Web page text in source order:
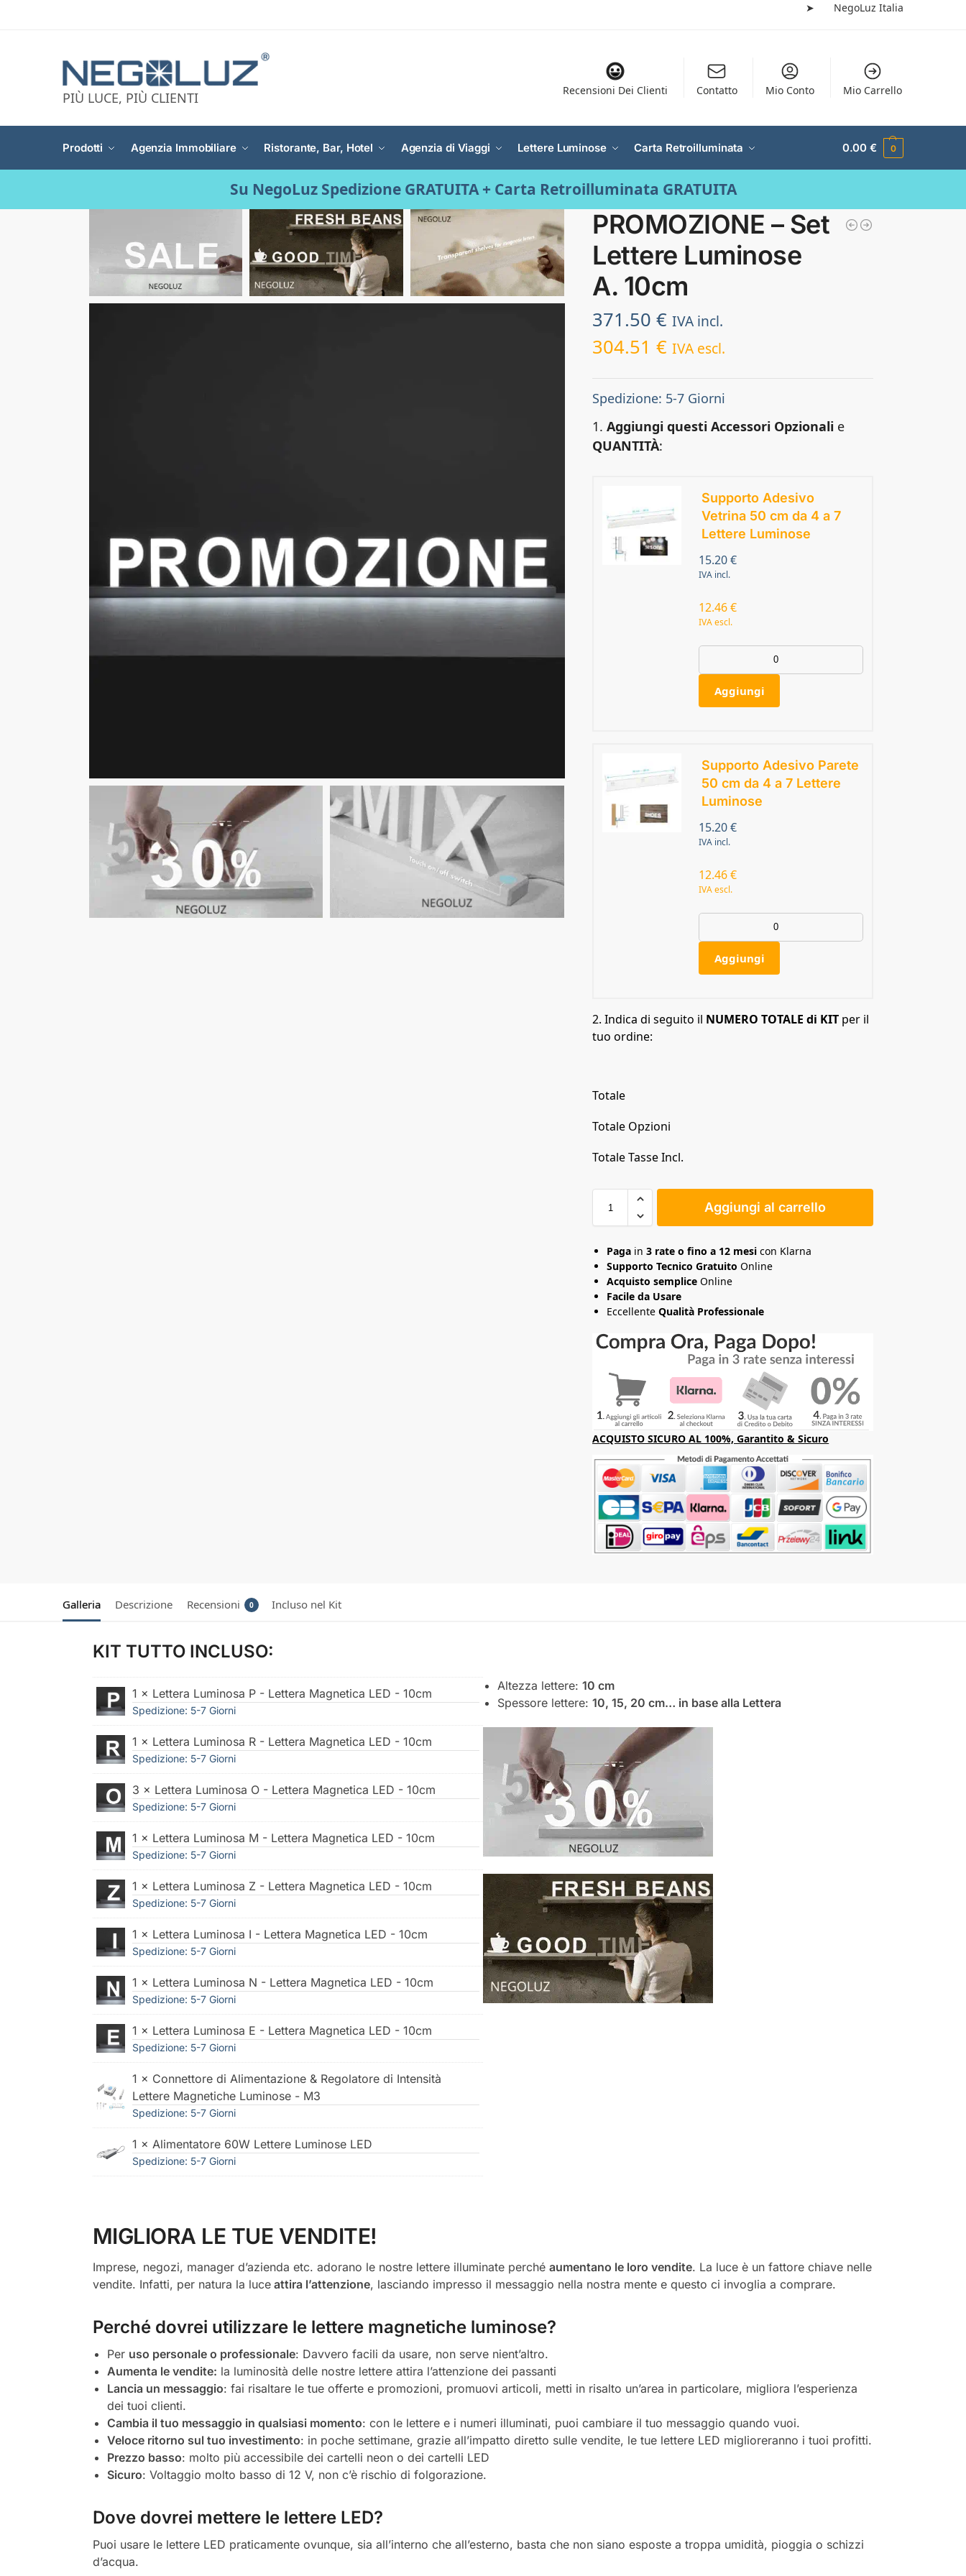
➤ NegoLuz Italia
PIÙ LUCE, PIÙ CLIENTI Recensioni Dei Clienti Contatto Mio Conto Mio Carrello
Prodotti Agenzia Immobiliare Ristorante, Bar, Hotel Agenzia di Viaggi Lettere Luminose Carta Retroilluminata 0.00€ 0
Su NegoLuz Spedizione GRATUITA + Carta Retroilluminata GRATUITA
PROMOZIONE – Set
Lettere Luminose
A. 10cm
371.50€ IVA incl.
304.51€ IVA escl.
Spedizione: 5-7 Giorni
1.Aggiungi questi Accessori Opzionali e
QUANTITÀ:
Supporto Adesivo
Vetrina 50 cm da 4 a 7
Lettere Luminose
15.20€
IVA incl.
12.46€
IVA escl.
Aggiungi
Supporto Adesivo Parete
50 cm da 4 a 7 Lettere
Luminose
15.20€
IVA incl.
12.46€
IVA escl.
Aggiungi
2. Indica di seguito il NUMERO TOTALE di KIT per il
tuo ordine:
Totale
Totale Opzioni
Totale Tasse Incl.
Aggiungi al carrello
Paga in3 rate o fino a 12 mesi con Klarna
Supporto Tecnico Gratuito Online
Acquisto semplice Online
Facile da Usare
EccellenteQualità Professionale
ACQUISTO SICURO AL 100%, Garantito & Sicuro
Galleria Descrizione Recensioni 0 Incluso nel Kit
KIT TUTTO INCLUSO:
1 × Lettera Luminosa P - Lettera Magnetica LED - 10cm
Spedizione: 5-7 Giorni
1 × Lettera Luminosa R - Lettera Magnetica LED - 10cm
Spedizione: 5-7 Giorni
3 × Lettera Luminosa O - Lettera Magnetica LED - 10cm
Spedizione: 5-7 Giorni
1 × Lettera Luminosa M - Lettera Magnetica LED - 10cm
Spedizione: 5-7 Giorni
1 × Lettera Luminosa Z - Lettera Magnetica LED - 10cm
Spedizione: 5-7 Giorni
1 × Lettera Luminosa I - Lettera Magnetica LED - 10cm
Spedizione: 5-7 Giorni
1 × Lettera Luminosa N - Lettera Magnetica LED - 10cm
Spedizione: 5-7 Giorni
1 × Lettera Luminosa E - Lettera Magnetica LED - 10cm
Spedizione: 5-7 Giorni
1 × Connettore di Alimentazione & Regolatore di Intensità
Lettere Magnetiche Luminose - M3
Spedizione: 5-7 Giorni
1 × Alimentatore 60W Lettere Luminose LED
Spedizione: 5-7 Giorni
Altezza lettere: 10 cm
Spessore lettere: 10, 15, 20 cm… in base alla Lettera
MIGLIORA LE TUE VENDITE!
Imprese, negozi, manager d’azienda etc. adorano le nostre lettere illuminate perché aumentano le loro vendite. La luce è un fattore chiave nelle
vendite. Infatti, per natura la luceattira l’attenzione, lasciando impresso il messaggio nella nostra mente e questo ci invoglia a comprare.
Perché dovrei utilizzare le lettere magnetiche luminose?
Per uso personale o professionale: Davvero facili da usare, non serve nient’altro.
Aumenta le vendite: la luminosità delle nostre lettere attira l’attenzione dei passanti
Lancia un messaggio: fai risaltare le tue offerte e promozioni, promuovi articoli, metti in risalto un’area in particolare, migliora l’esperienza
dei tuoi clienti.
Cambia il tuo messaggio in qualsiasi momento: con le lettere e i numeri illuminati, puoi cambiare il tuo messaggio quando vuoi.
Veloce ritorno sul tuo investimento: in poche settimane, grazie all’impatto diretto sulle vendite, le tue lettere LED miglioreranno i tuoi profitti.
Prezzo basso: molto più accessibile dei cartelli neon o dei cartelli LED
Sicuro: Voltaggio molto basso di 12 V, non c’è rischio di folgorazione.
Dove dovrei mettere le lettere LED?
Puoi usare le lettere LED praticamente ovunque, sia all’interno che all’esterno, basta che non siano esposte a troppa umidità, pioggia o schizzi
d’acqua.